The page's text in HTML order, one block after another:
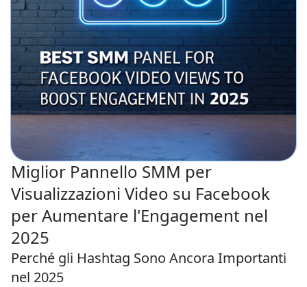
Miglior Pannello SMM per
Visualizzazioni Video su Facebook
per Aumentare l'Engagement nel
2025
Perché gli Hashtag Sono Ancora Importanti
nel 2025